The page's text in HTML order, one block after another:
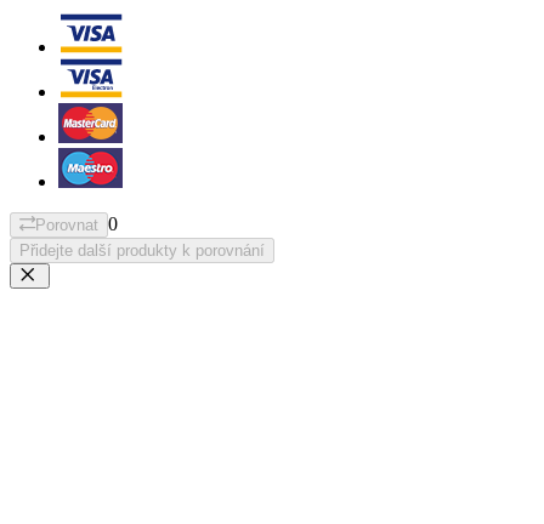
Porovnat 0
Přidejte další produkty k porovnání